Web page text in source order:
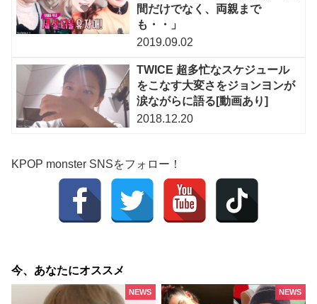
間だけでなく、両親まで
も・・」
2019.09.02
TWICE 超多忙なスケジュール
をこなす大変さをジョンヨンが
涙ながらに語る[動画あり]
2018.12.20
KPOP monster SNSをフォロー！
今、あなたにオススメ
NEWS NEWS